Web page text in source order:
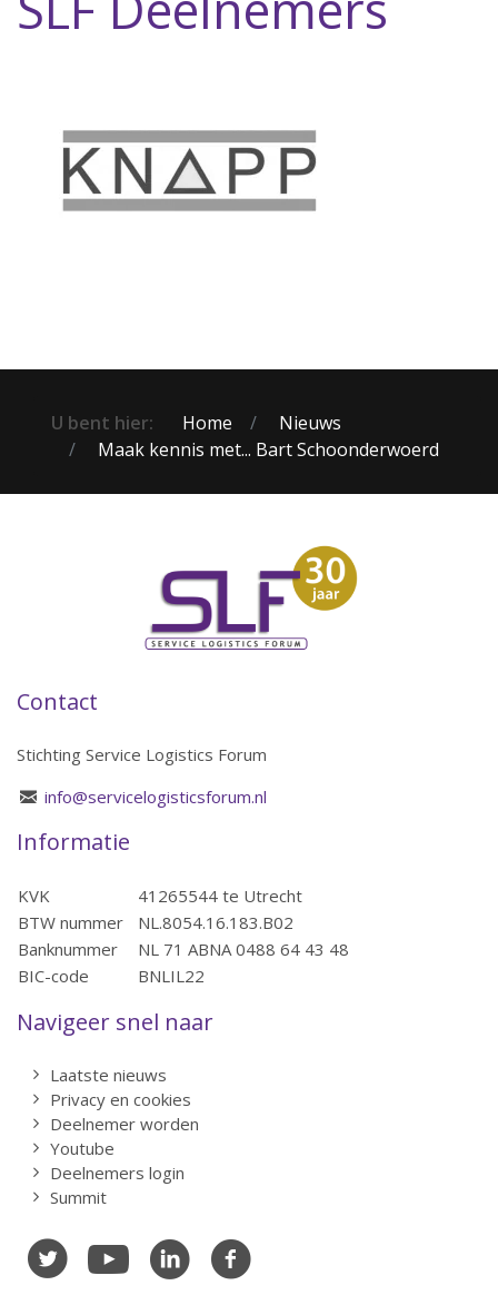
U bent hier: Home
Nieuws
Maak kennis met... Bart Schoonderwoerd
Contact
Stichting Service Logistics Forum
info@servicelogisticsforum.nl
Informatie
KVK
41265544 te Utrecht
BTW nummer
NL.8054.16.183.B02
Banknummer
NL 71 ABNA 0488 64 43 48
BIC-code
BNLIL22
Navigeer snel naar
Laatste nieuws
Privacy en cookies
Deelnemer worden
Youtube
Deelnemers login
Summit